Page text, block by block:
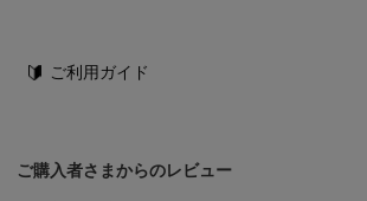
ご利用ガイド
ご購入者さまからのレビュー